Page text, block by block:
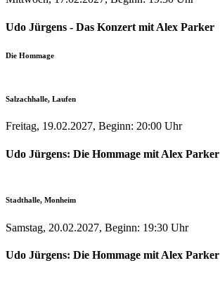
Udo Jürgens - Das Konzert mit Alex Parker
Die Hommage
Salzachhalle, Laufen
Freitag, 19.02.2027, Beginn: 20:00 Uhr
Udo Jürgens: Die Hommage mit Alex Parker
Stadthalle, Monheim
Samstag, 20.02.2027, Beginn: 19:30 Uhr
Udo Jürgens: Die Hommage mit Alex Parker